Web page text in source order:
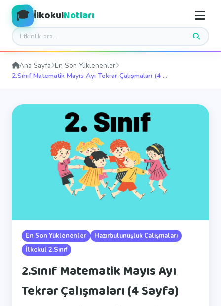
🎓 İlkokulNotları
Ana Sayfa En Son Yüklenenler
2.Sınıf Matematik Mayıs Ayı Tekrar Çalışmaları (4 ...
En Son Yüklenenler
Hazırbulunuşluk Çalışmaları
İlkokul 2.Sınıf
2.Sınıf Matematik Mayıs Ayı
Tekrar Çalışmaları (4 Sayfa)